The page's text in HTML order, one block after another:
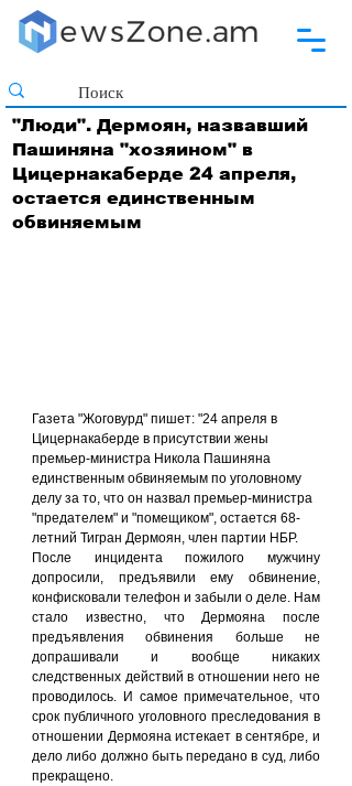
"Люди". Дермоян, назвавший
Пашиняна "хозяином" в
Цицернакаберде 24 апреля,
остается единственным
обвиняемым
Газета "Жоговурд" пишет: "24 апреля в
Цицернакаберде в присутствии жены
премьер-министра Никола Пашиняна
единственным обвиняемым по уголовному
делу за то, что он назвал премьер-министра
"предателем" и "помещиком", остается 68-
летний Тигран Дермоян, член партии НБР.
После инцидента пожилого мужчину
допросили, предъявили ему обвинение,
конфисковали телефон и забыли о деле. Нам
стало известно, что Дермояна после
предъявления обвинения больше не
допрашивали и вообще никаких
следственных действий в отношении него не
проводилось. И самое примечательное, что
срок публичного уголовного преследования в
отношении Дермояна истекает в сентябре, и
дело либо должно быть передано в суд, либо
прекращено.